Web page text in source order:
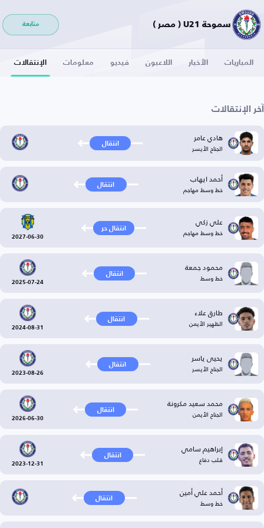
سموحة U21 ( مصر ) متابعة
المباريات الأخبار اللاعبون فيديو معلومات الإنتقالات
آخر الإنتقالات
هادي عامر
الجناح الأيسر انتقال
أحمد ايهاب
خط وسط مهاجم انتقال
علي زكي
خط وسط مهاجم انتقال حر
2027-06-30
محمود جمعة
خط وسط انتقال
2025-07-24
طارق علاء
الظهير الأيمن انتقال
2024-08-31
يحيى ياسر
الجناح الأيسر انتقال
2023-08-26
محمد سعيد مكرونة
الجناح الأيمن انتقال
2026-06-30
إبراهيم سامي
قلب دفاع انتقال
2023-12-31
أحمد علي أمين
خط وسط انتقال